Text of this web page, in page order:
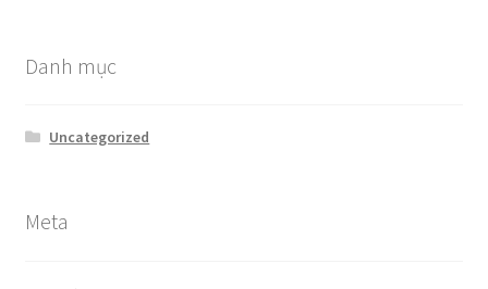
Danh mục
Uncategorized
Meta